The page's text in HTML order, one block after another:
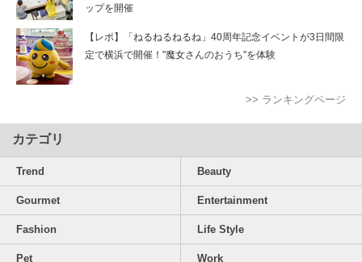
ップを開催
【レポ】「ねるねるねるね」40周年記念イベントが3日間限
定で横浜で開催！"魔女さんのおうち"を体験
>> ランキングページ
カテゴリ
Trend Beauty
Gourmet Entertainment
Fashion Life Style
Pet Work